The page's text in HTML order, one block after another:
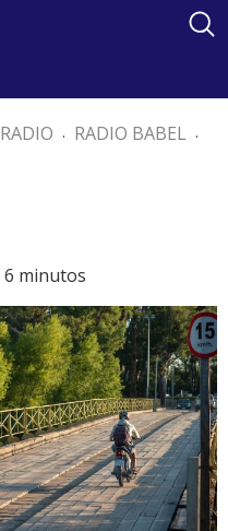
RADIO . RADIO BABEL .
6 minutos